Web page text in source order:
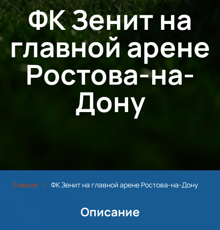
ФК Зенит на
главной арене
Ростова-на-
Дону
Главная ФК Зенит на главной арене Ростова-на-Дону
Описание